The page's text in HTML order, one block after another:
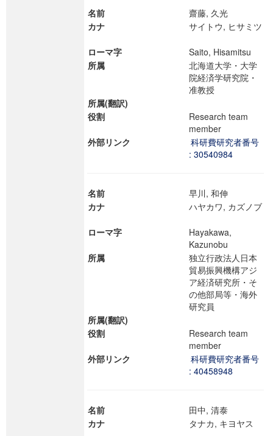
名前
齋藤, 久光
カナ
サイトウ, ヒサミツ
ローマ字
Saito, Hisamitsu
所属
北海道大学・大学
院経済学研究院・
准教授
所属(翻訳)
役割
Research team
member
外部リンク
科研費研究者番号
: 30540984
名前
早川, 和伸
カナ
ハヤカワ, カズノブ
ローマ字
Hayakawa,
Kazunobu
所属
独立行政法人日本
貿易振興機構アジ
ア経済研究所・そ
の他部局等・海外
研究員
所属(翻訳)
役割
Research team
member
外部リンク
科研費研究者番号
: 40458948
名前
田中, 清泰
カナ
タナカ, キヨヤス